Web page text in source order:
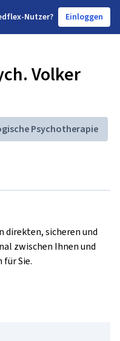
Nutzer? Einloggen
Volker
Psychotherapie
direkten, sicheren und
zwischen Ihnen und
für Sie.